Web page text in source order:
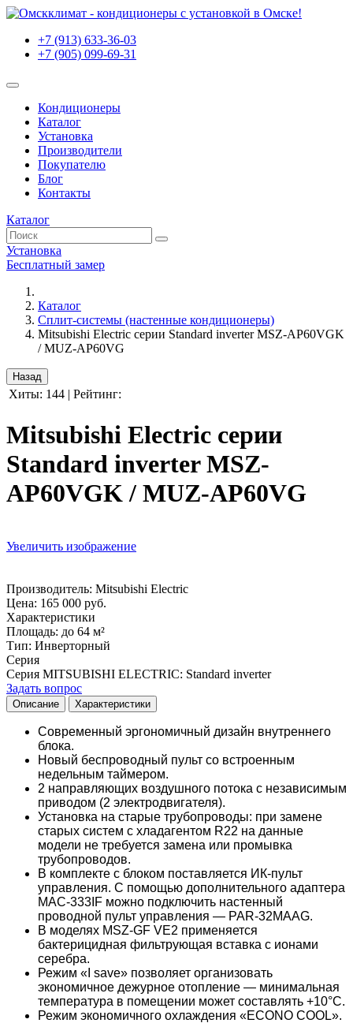
+7 (913) 633-36-03
+7 (905) 099-69-31
Кондиционеры
Каталог
Установка
Производители
Покупателю
Блог
Контакты
Каталог
Установка
Бесплатный замер
Каталог
Сплит-системы (настенные кондиционеры)
Mitsubishi Electric серии Standard inverter MSZ-AP60VGK
/ MUZ-AP60VG
Хиты: 144 | Рейтинг:
Mitsubishi Electric серии
Standard inverter MSZ-
AP60VGK / MUZ-AP60VG
Увеличить изображение
Производитель: Mitsubishi Electric
Цена: 165 000 руб.
Характеристики
Площадь: до 64 м²
Тип: Инверторный
Серия
Серия MITSUBISHI ELECTRIC: Standard inverter
Задать вопрос
Описание Характеристики
Современный эргономичный дизайн внутреннего
блока.
Новый беспроводный пульт со встроенным
недельным таймером.
2 направляющих воздушного потока с независимым
приводом (2 электродвигателя).
Установка на старые трубопроводы: при замене
старых систем с хладагентом R22 на данные
модели не требуется замена или промывка
трубопроводов.
В комплекте с блоком поставляется ИК-пульт
управления. С помощью дополнительного адаптера
MAC-333IF можно подключить настенный
проводной пульт управления — PAR-32MAAG.
В моделях MSZ-GF VE2 применяется
бактерицидная фильтрующая вставка с ионами
серебра.
Режим «I save» позволяет организовать
экономичное дежурное отопление — минимальная
температура в помещении может составлять +10°С.
Режим экономичного охлаждения «ECONO COOL».